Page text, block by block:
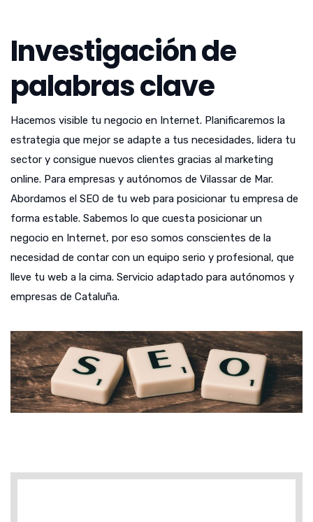
Investigación de
palabras clave
Hacemos visible tu negocio en Internet. Planificaremos la
estrategia que mejor se adapte a tus necesidades, lidera tu
sector y consigue nuevos clientes gracias al marketing
online. Para empresas y autónomos de Vilassar de Mar.
Abordamos el SEO de tu web para posicionar tu empresa de
forma estable. Sabemos lo que cuesta posicionar un
negocio en Internet, por eso somos conscientes de la
necesidad de contar con un equipo serio y profesional, que
lleve tu web a la cima. Servicio adaptado para autónomos y
empresas de Cataluña.